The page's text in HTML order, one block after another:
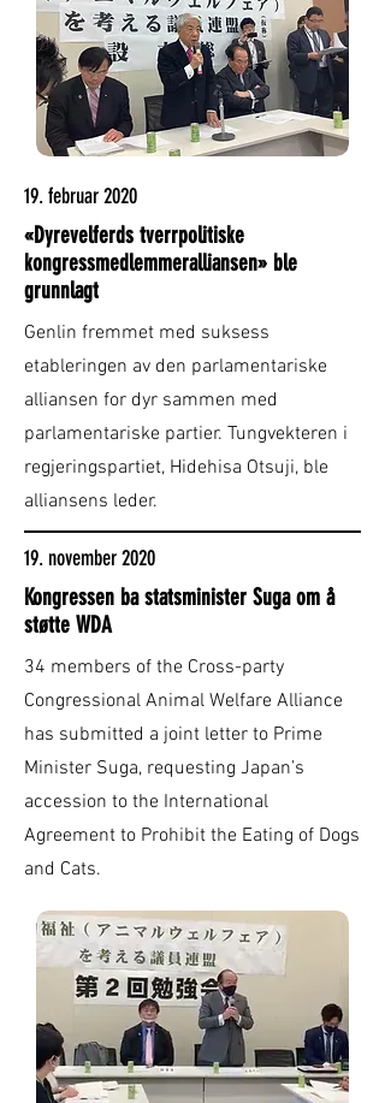
19. februar 2020
«Dyrevelferds tverrpolitiske
kongressmedlemmeralliansen» ble
grunnlagt
Genlin fremmet med suksess
etableringen av den parlamentariske
alliansen for dyr sammen med
parlamentariske partier. Tungvekteren i
regjeringspartiet, Hidehisa Otsuji, ble
alliansens leder.
19. november 2020
Kongressen ba statsminister Suga om å
støtte WDA
34 members of the Cross-party
Congressional Animal Welfare Alliance
has submitted a joint letter to Prime
Minister Suga, requesting Japan’s
accession to the International
Agreement to Prohibit the Eating of Dogs
and Cats.